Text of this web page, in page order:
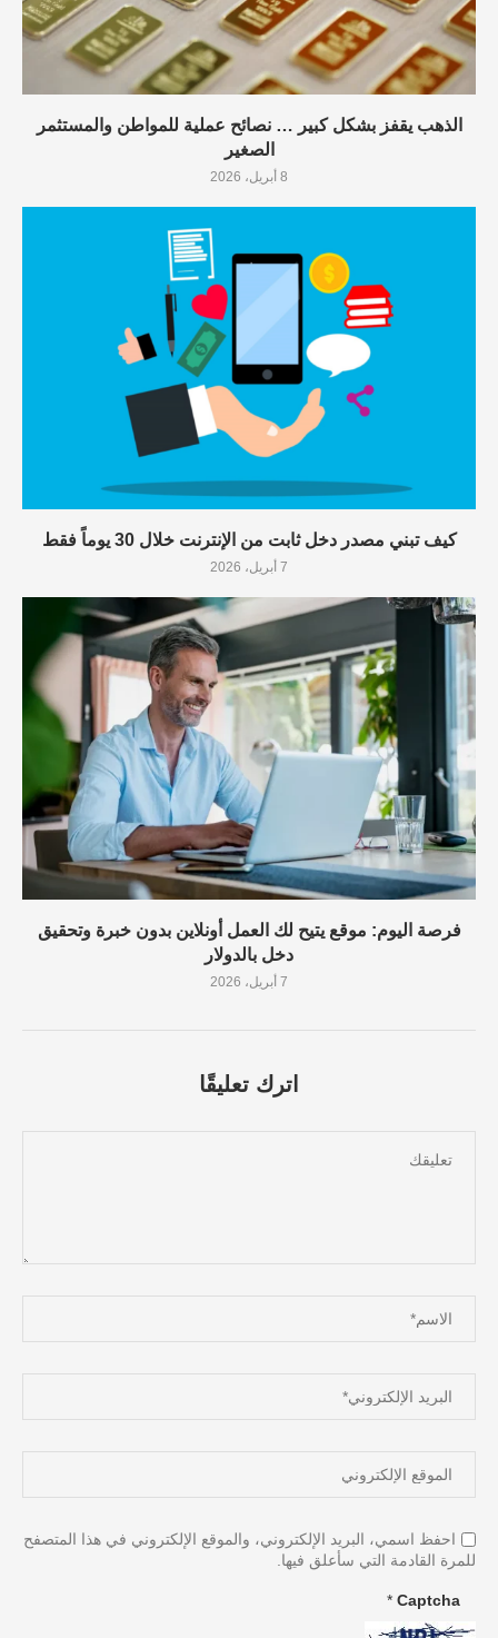
الذهب يقفز بشكل كبير … نصائح عملية للمواطن والمستثمر
الصغير
8 أبريل، 2026
كيف تبني مصدر دخل ثابت من الإنترنت خلال 30 يوماً فقط
7 أبريل، 2026
فرصة اليوم: موقع يتيح لك العمل أونلاين بدون خبرة وتحقيق
دخل بالدولار
7 أبريل، 2026
اترك تعليقًا
احفظ اسمي، البريد الإلكتروني، والموقع الإلكتروني في هذا المتصفح
للمرة القادمة التي سأعلق فيها.
Captcha
*